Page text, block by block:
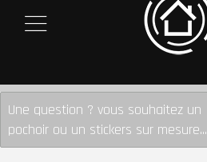
Une question ? vous souhaitez un
pochoir ou un stickers sur mesure...